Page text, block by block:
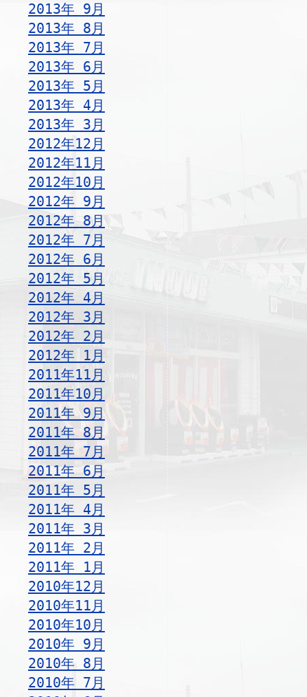
2013年 9月
2013年 8月
2013年 7月
2013年 6月
2013年 5月
2013年 4月
2013年 3月
2012年12月
2012年11月
2012年10月
2012年 9月
2012年 8月
2012年 7月
2012年 6月
2012年 5月
2012年 4月
2012年 3月
2012年 2月
2012年 1月
2011年11月
2011年10月
2011年 9月
2011年 8月
2011年 7月
2011年 6月
2011年 5月
2011年 4月
2011年 3月
2011年 2月
2011年 1月
2010年12月
2010年11月
2010年10月
2010年 9月
2010年 8月
2010年 7月